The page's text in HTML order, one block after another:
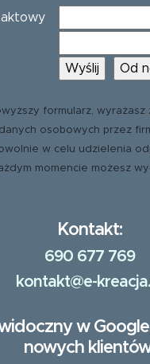
formularz, wyrażasz
osobowych przez
w celu udzielenia
momencie możesz
Kontakt:
690 677 769
kontakt@e-
w
nowych